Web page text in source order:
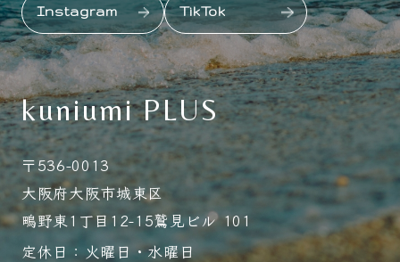
Instagram TikTok
kuniumi PLUS
〒536-0013
大阪府大阪市城東区
鴫野東1丁目12-15鷲見ビル 101
定休日：火曜日・水曜日